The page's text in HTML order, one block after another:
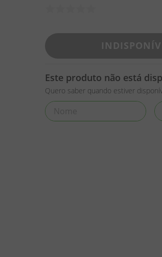
Este produto não está
Quero saber quando estiver